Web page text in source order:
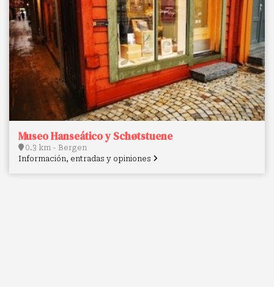
Museo Hanseático y Schøtstuene
0.3 km - Bergen
Información, entradas y opiniones